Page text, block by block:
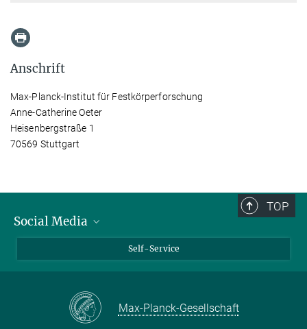
Anschrift
Max-Planck-Institut für Festkörperforschung
Anne-Catherine Oeter
Heisenbergstraße 1
70569 Stuttgart
TOP
Social Media
Facebook
Self-Service
Max-Planck-Gesellschaft